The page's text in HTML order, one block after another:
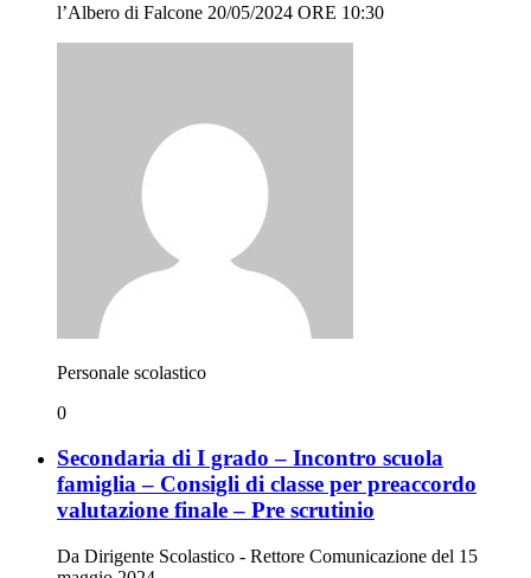
l’Albero di Falcone 20/05/2024 ORE 10:30
Personale scolastico
0
Secondaria di I grado – Incontro scuola
famiglia – Consigli di classe per preaccordo
valutazione finale – Pre scrutinio
Da Dirigente Scolastico - Rettore Comunicazione del 15